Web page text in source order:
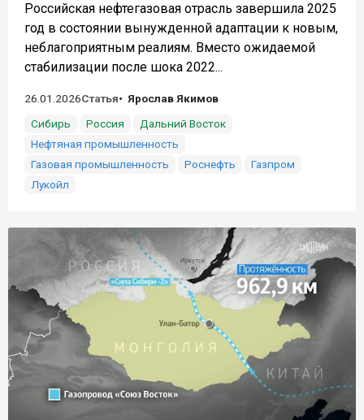
Российская нефтегазовая отрасль завершила 2025
год в состоянии вынужденной адаптации к новым,
неблагоприятным реалиям. Вместо ожидаемой
стабилизации после шока 2022...
26.01.2026Статья
Ярослав Якимов
Сибирь
Россия
Дальний Восток
Нефтяная промышленность
Газовая промышленность
Роснефть
Газпром
Лукойл